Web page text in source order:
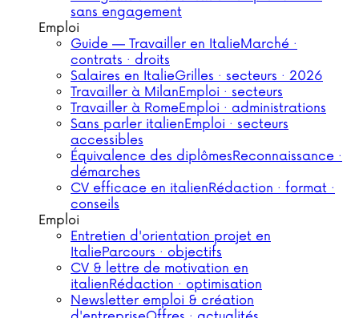
sans engagement
Emploi
Guide — Travailler en ItalieMarché ·
contrats · droits
Salaires en ItalieGrilles · secteurs · 2026
Travailler à MilanEmploi · secteurs
Travailler à RomeEmploi · administrations
Sans parler italienEmploi · secteurs
accessibles
Équivalence des diplômesReconnaissance ·
démarches
CV efficace en italienRédaction · format ·
conseils
Emploi
Entretien d'orientation projet en
ItalieParcours · objectifs
CV & lettre de motivation en
italienRédaction · optimisation
Newsletter emploi & création